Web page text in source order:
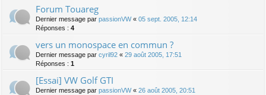
Forum Touareg
Dernier message par passionVW« 05 sept. 2005, 12:14
Réponses : 4
vers un monospace en commun ?
Dernier message par cyril92 « 29 août 2005, 17:51
Réponses : 1
[Essai] VW Golf GTI
Dernier message par passionVW« 26 août 2005, 20:51